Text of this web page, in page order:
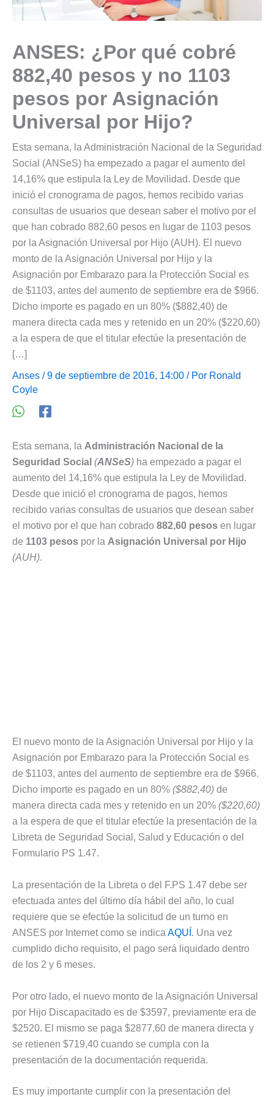
ANSES: ¿Por qué cobré
882,40 pesos y no 1103
pesos por Asignación
Universal por Hijo?
Esta semana, la Administración Nacional de la Seguridad
Social (ANSeS) ha empezado a pagar el aumento del
14,16% que estipula la Ley de Movilidad. Desde que
inició el cronograma de pagos, hemos recibido varias
consultas de usuarios que desean saber el motivo por el
que han cobrado 882,60 pesos en lugar de 1103 pesos
por la Asignación Universal por Hijo (AUH). El nuevo
monto de la Asignación Universal por Hijo y la
Asignación por Embarazo para la Protección Social es
de $1103, antes del aumento de septiembre era de $966.
Dicho importe es pagado en un 80% ($882,40) de
manera directa cada mes y retenido en un 20% ($220,60)
a la espera de que el titular efectúe la presentación de
[…]
Anses / 9 de septiembre de 2016, 14:00 / Por Ronald
Coyle
Esta semana, la Administración Nacional de la
Seguridad Social (ANSeS) ha empezado a pagar el
aumento del 14,16% que estipula la Ley de Movilidad.
Desde que inició el cronograma de pagos, hemos
recibido varias consultas de usuarios que desean saber
el motivo por el que han cobrado 882,60 pesos en lugar
de 1103 pesos por la Asignación Universal por Hijo
(AUH).
El nuevo monto de la Asignación Universal por Hijo y la
Asignación por Embarazo para la Protección Social es
de $1103, antes del aumento de septiembre era de $966.
Dicho importe es pagado en un 80% ($882,40) de
manera directa cada mes y retenido en un 20% ($220,60)
a la espera de que el titular efectúe la presentación de la
Libreta de Seguridad Social, Salud y Educación o del
Formulario PS 1.47.
La presentación de la Libreta o del F.PS 1.47 debe ser
efectuada antes del último día hábil del año, lo cual
requiere que se efectúe la solicitud de un turno en
ANSES por Internet como se indica AQUÍ . Una vez
cumplido dicho requisito, el pago será liquidado dentro
de los 2 y 6 meses.
Por otro lado, el nuevo monto de la Asignación Universal
por Hijo Discapacitado es de $3597, previamente era de
$2520. El mismo se paga $2877,60 de manera directa y
se retienen $719,40 cuando se cumpla con la
presentación de la documentación requerida.
Es muy importante cumplir con la presentación del